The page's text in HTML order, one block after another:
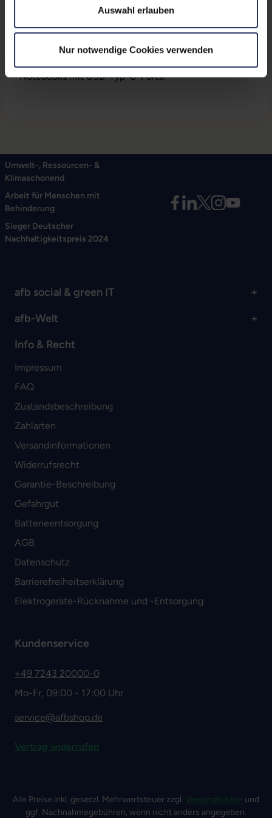
Auswahl erlauben
Nur notwendige Cookies verwenden
ermöglicht eine einfache Ergänzung von bis zu 4
USB-kompatiblen Peripheriegeräten oder Gadgets zu
Notebooks mit USB-Typ-C-Ports.
Umwelt-, Ressourcen- &
Klimaschonend
Arbeit für Menschen mit
Behinderung
Sieger Deutscher
Nachhaltigkeitspreis 2024
afb social & green IT
afb-Welt
Info & Recht
Impressum
FAQ
Zustandsbeschreibung
Zahlarten
Versandinformationen
Widerrufsrecht
Garantie-Beschreibung
Gefahrgut
Batterieentsorgung
AGB
Datenschutz
Barrierefreiheitserklärung
Elektrogeräte-Rücknahme und -Entsorgung
Kundenservice
+49 7243 20000-0
Mo-Fr, 09:00 - 17:00 Uhr
service@afbshop.de
Vertrag widerrufen
Alle Preise inkl. gesetzl. Mehrwertsteuer zzgl. Versandkosten und
ggf. Nachnahmegebühren, wenn nicht anders angegeben.